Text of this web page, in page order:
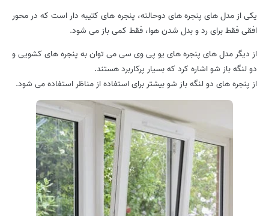
یکی از مدل های پنجره های دوحالته، پنجره های کتیبه دار است که در محور
افقی فقط برای رد و بدل شدن هوا، فقط کمی باز می شود.
از دیگر مدل های پنجره های یو پی وی سی می توان به پنجره های کشویی و
دو لنگه باز شو اشاره کرد که بسیار پرکاربرد هستند.
از پنجره های دو لنگه باز شو بیشتر برای استفاده از مناظر استفاده می شود.